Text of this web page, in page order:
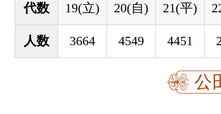
代数 19(立) 20(自) 21(平)
人数 3664 4549 4451
公